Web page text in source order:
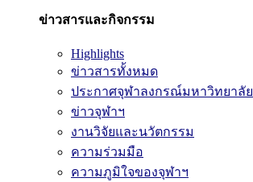
ข่าวสารและกิจกรรม
Highlights
ข่าวสารทั้งหมด
ประกาศจุฬาลงกรณ์มหาวิทยาลัย
ข่าวจุฬาฯ
งานวิจัยและนวัตกรรม
ความร่วมมือ
ความภูมิใจของจุฬาฯ